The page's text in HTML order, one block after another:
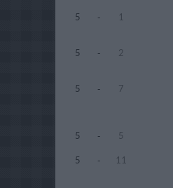
5 - 1
5 - 2
5 - 7
5 - 5
5 - 11